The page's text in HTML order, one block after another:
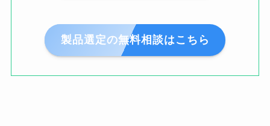
製品選定の無料相談はこちら